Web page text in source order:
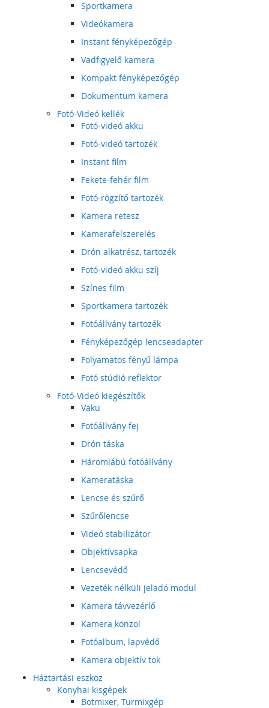
Sportkamera
Videókamera
Instant fényképezőgép
Vadfigyelő kamera
Kompakt fényképezőgép
Dokumentum kamera
Fotó-Videó kellék
Fotó-videó akku
Fotó-videó tartozék
Instant film
Fekete-fehér film
Fotó-rögzítő tartozék
Kamera retesz
Kamerafelszerelés
Drón alkatrész, tartozék
Fotó-videó akku szíj
Színes film
Sportkamera tartozék
Fotóállvány tartozék
Fényképezőgép lencseadapter
Folyamatos fényű lámpa
Fotó stúdió reflektor
Fotó-Videó kiegészítők
Vaku
Fotóállvány fej
Drón táska
Háromlábú fotóállvány
Kameratáska
Lencse és szűrő
Szűrőlencse
Videó stabilizátor
Objektívsapka
Lencsevédő
Vezeték nélküli jeladó modul
Kamera távvezérlő
Kamera konzol
Fotóalbum, lapvédő
Kamera objektív tok
Háztartási eszköz
Konyhai kisgépek
Botmixer, Turmixgép